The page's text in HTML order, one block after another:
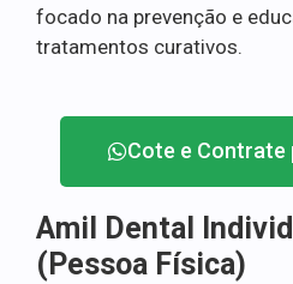
focado na prevenção e
tratamentos curativos.
Cote e Contrate
Amil Dental
(Pessoa Física)